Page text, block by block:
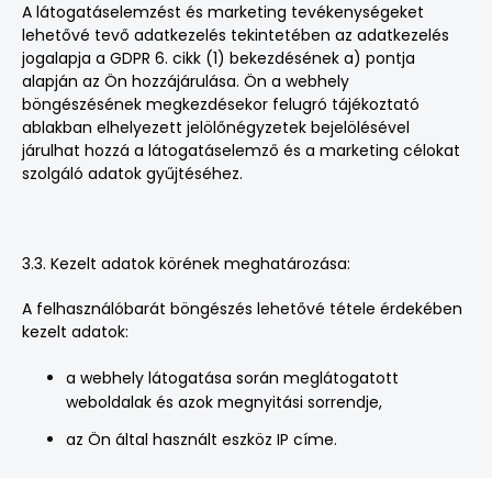
A látogatáselemzést és marketing tevékenységeket
lehetővé tevő adatkezelés tekintetében az adatkezelés
jogalapja a GDPR 6. cikk (1) bekezdésének a) pontja
alapján az Ön hozzájárulása. Ön a webhely
böngészésének megkezdésekor felugró tájékoztató
ablakban elhelyezett jelölőnégyzetek bejelölésével
járulhat hozzá a látogatáselemző és a marketing célokat
szolgáló adatok gyűjtéséhez.
3.3. Kezelt adatok körének meghatározása:
A felhasználóbarát böngészés lehetővé tétele érdekében
kezelt adatok:
a webhely látogatása során meglátogatott
weboldalak és azok megnyitási sorrendje,
az Ön által használt eszköz IP címe.